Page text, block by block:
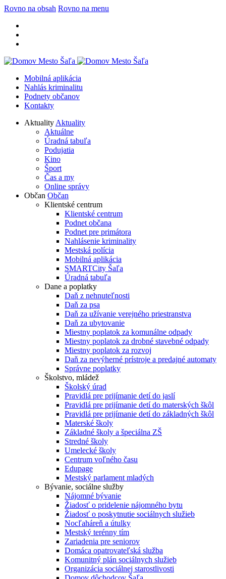
Rovno na obsah Rovno na menu
Mobilná aplikácia
Nahlás kriminalitu
Podnety občanov
Kontakty
Aktuality Aktuality
Aktuálne
Úradná tabuľa
Podujatia
Kino
Šport
Čas a my
Online správy
Občan Občan
Klientské centrum
Klientské centrum
Podnet občana
Podnet pre primátora
Nahlásenie kriminality
Mestská polícia
Mobilná aplikácia
SMARTCity Šaľa
Úradná tabuľa
Dane a poplatky
Daň z nehnuteľnosti
Daň za psa
Daň za užívanie verejného priestranstva
Daň za ubytovanie
Miestny poplatok za komunálne odpady
Miestny poplatok za drobné stavebné odpady
Miestny poplatok za rozvoj
Daň za nevýherné prístroje a predajné automaty
Správne poplatky
Školstvo, mládež
Školský úrad
Pravidlá pre prijímanie detí do jaslí
Pravidlá pre prijímanie detí do materských škôl
Pravidlá pre prijímanie detí do základných škôl
Materské školy
Základné školy a špeciálna ZŠ
Stredné školy
Umelecké školy
Centrum voľného času
Edupage
Mestský parlament mladých
Bývanie, sociálne služby
Nájomné bývanie
Žiadosť o pridelenie nájomného bytu
Žiadosť o poskytnutie sociálnych služieb
Nocľaháreň a útulky
Mestský terénny tím
Zariadenia pre seniorov
Domáca opatrovateľská služba
Komunitný plán sociálnych služieb
Organizácia sociálnej starostlivosti